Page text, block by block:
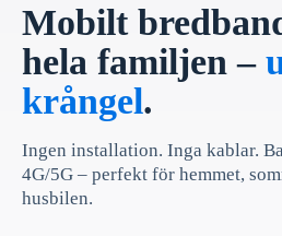
Mobilt
hela familjen –
krångel.
Ingen installation. Inga kablar.
4G/5G – perfekt för hemmet,
husbilen.